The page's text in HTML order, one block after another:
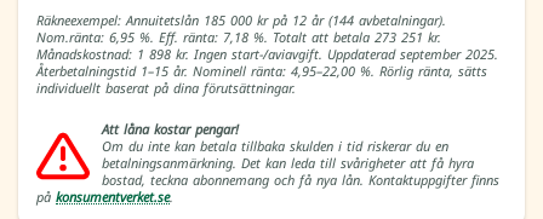
Räkneexempel: Annuitetslån 185 000 kr på 12 år (144 avbetalningar).
Nom.ränta: 6,95 %. Eff. ränta: 7,18 %. Totalt att betala 273 251 kr.
Månadskostnad: 1 898 kr. Ingen start-/aviavgift. Uppdaterad september 2025.
Återbetalningstid 1–15 år. Nominell ränta: 4,95–22,00 %. Rörlig ränta, sätts
individuellt baserat på dina förutsättningar.
Att låna kostar pengar!
Om du inte kan betala tillbaka skulden i tid riskerar du en
betalningsanmärkning. Det kan leda till svårigheter att få hyra
bostad, teckna abonnemang och få nya lån. Kontaktuppgifter finns
på konsumentverket.se.